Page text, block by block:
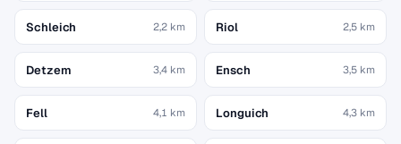
Schleich 2,2 km Riol 2,5 km
Detzem 3,4 km Ensch 3,5 km
Fell 4,1 km Longuich 4,3 km